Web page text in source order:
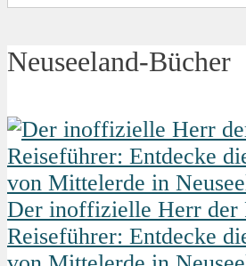
Neuseeland-Bücher
Der inoffizielle Herr der
Reiseführer: Entdecke